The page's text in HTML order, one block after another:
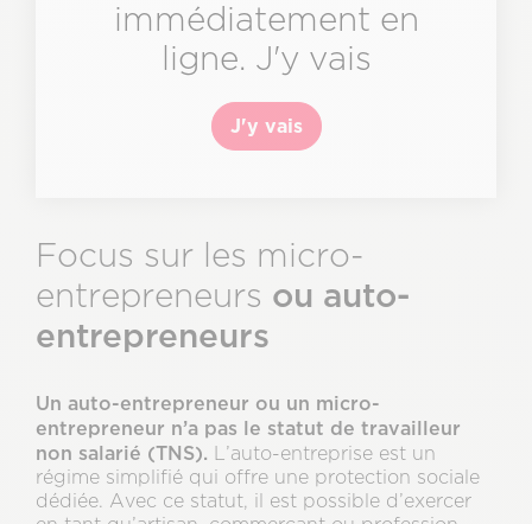
immédiatement en
ligne. J'y vais
J'y vais
Focus sur les micro-
entrepreneurs ou auto-
entrepreneurs
Un auto-entrepreneur ou un micro-
entrepreneur n’a pas le statut de travailleur
non salarié (TNS). L’auto-entreprise est un
régime simplifié qui offre une protection sociale
dédiée. Avec ce statut, il est possible d’exercer